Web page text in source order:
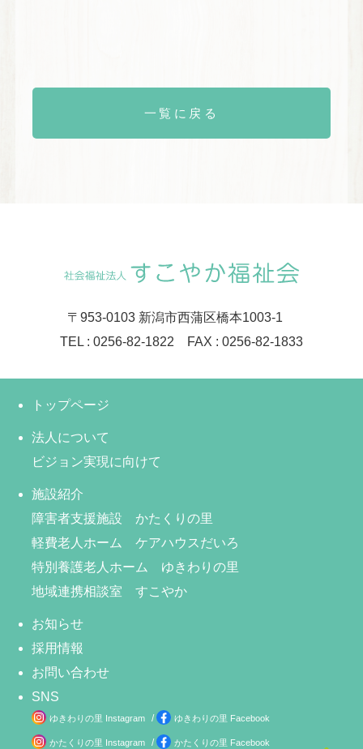
一覧に戻る
〒953-0103 新潟市西蒲区橋本1003-1
TEL : 0256-82-1822 FAX : 0256-82-1833
トップページ
法人について
ビジョン実現に向けて
施設紹介
障害者支援施設 かたくりの里
軽費老人ホーム ケアハウスだいろ
特別養護老人ホーム ゆきわりの里
地域連携相談室 すこやか
お知らせ
採用情報
お問い合わせ
SNS
ゆきわりの里 Instagram / ゆきわりの里 Facebook
かたくりの里 Instagram / かたくりの里 Facebook